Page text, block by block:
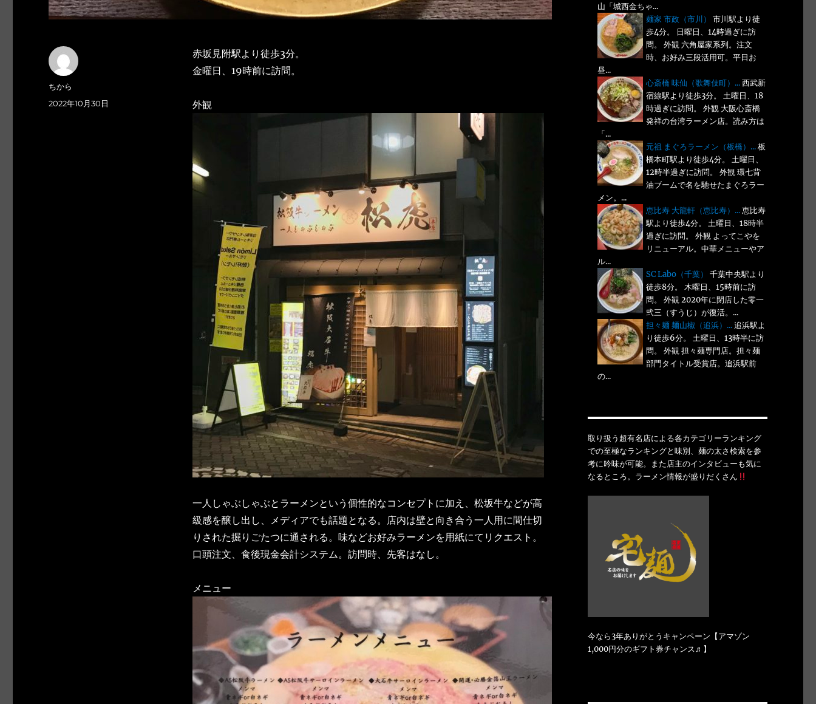
赤坂見附駅より徒歩3分。
金曜日、19時前に訪問。
外観
一人しゃぶしゃぶとラーメンという個性的なコンセプトに加え、松坂牛などが高
級感を醸し出し、メディアでも話題となる。店内は壁と向き合う一人用に間仕切
りされた掘りごたつに通される。味などお好みラーメンを用紙にてリクエスト。
口頭注文、食後現金会計システム。訪問時、先客はなし。
メニュー
投
稿
ちから
投
2022年10月30日
山「城西金ちゃ...
麺家 市政（市川）
市川駅より徒
歩4分。 日曜日、14時過ぎに訪
問。 外観 六角屋家系列。注文
時、お好み三段活用可。平日お
昼...
心斎橋 味仙（歌舞伎町）...西武新
宿線駅より徒歩3分。 土曜日、18
時過ぎに訪問。 外観 大阪心斎橋
発祥の台湾ラーメン店。読み方は
「...
元祖 まぐろラーメン（板橋）...板
橋本町駅より徒歩4分。 土曜日、
12時半過ぎに訪問。 外観 環七背
油ブームで名を馳せたまぐろラー
メン。...
恵比寿 大龍軒（恵比寿）...恵比寿
駅より徒歩4分。 土曜日、18時半
過ぎに訪問。 外観 よってこやを
リニューアル。中華メニューやア
ル...
SC Labo（千葉）
千葉中央駅より
徒歩8分。 木曜日、15時前に訪
問。 外観 2020年に閉店した零一
弐三（すうじ）が復活。...
担々麺 麺山椒（追浜）...追浜駅よ
り徒歩6分。 土曜日、13時半に訪
問。 外観 担々麺専門店。担々麺
部門タイトル受賞店。追浜駅前
の...
取り扱う超有名店による各カテゴリーランキング
での至極なランキングと味別、麺の太さ検索を参
考に吟味が可能。また店主のインタビューも気に
なるところ。ラーメン情報が盛りだくさん
今なら3年ありがとうキャンペーン【アマゾン
1,000円分のギフト券チャンス♬】